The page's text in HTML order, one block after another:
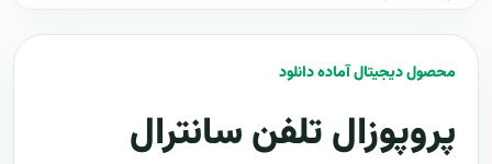
محصول دیجیتال آماده دانلود
پروپوزال تلفن سانترال